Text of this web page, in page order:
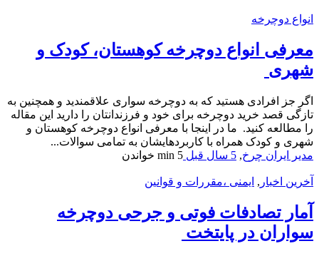
انواع دوچرخه
معرفی انواع دوچرخه کوهستان، کودک و
شهری
اگر جز افرادی هستید که به دوچرخه سواری علاقمندید و همچنین به
تازگی قصد خرید دوچرخه برای خود و فرزندانتان را دارید این مقاله
را مطالعه کنید. ما در اینجا با معرفی انواع دوچرخه کوهستان و
شهری و کودک همراه با کاربردهایشان به تمامی سوالات...
مدیر ایران چرخ, 5 سال قبل 5 min خواندن
آخرین اخبار , ایمنی ،مقررات و قوانین
آمار تصادفات فوتی و جرحی دوچرخه
سواران در پایتخت